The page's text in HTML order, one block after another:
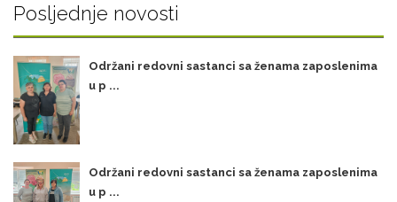
Posljednje novosti
Održani redovni sastanci sa ženama zaposlenima
u p ...
Održani redovni sastanci sa ženama zaposlenima
u p ...